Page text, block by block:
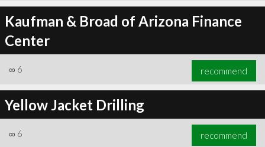
Kaufman & Broad of Arizona Finance
Center
∞ 6 recommend
Yellow Jacket Drilling
∞ 6 recommend